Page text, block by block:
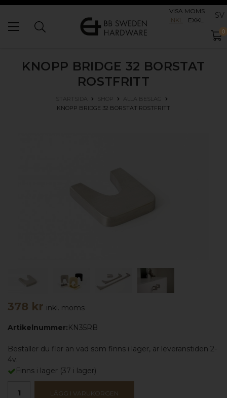
VISA MOMS
INKL
EXKL SV
0
KNOPP BRIDGE 32 BORSTAT
ROSTFRITT
STARTSIDA SHOP
ALLA BESLAG
KNOPP BRIDGE 32 BORSTAT ROSTFRITT
378 kr inkl. moms
Artikelnummer: KN35RB
Beställer du fler än vad som finns i lager, är leveranstiden 2-
4v.
Finns i lager (37 i lager)
LÄGG I VARUKORGEN